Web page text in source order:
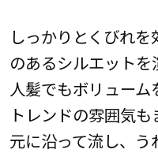
しっかりとくびれ
のあるシルエット
人髪でもボリュー
トレンドの雰囲気
元に沿って流し、う